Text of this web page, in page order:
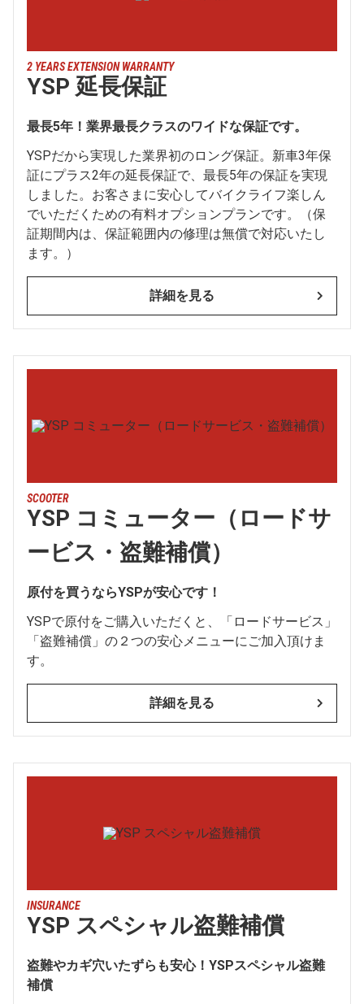
2 YEARS EXTENSION WARRANTY
YSP 延長保証
最長5年！業界最長クラスのワイドな保証です。
YSPだから実現した業界初のロング保証。新車3年保
証にプラス2年の延長保証で、最長5年の保証を実現
しました。お客さまに安心してバイクライフ楽しん
でいただくための有料オプションプランです。（保
証期間内は、保証範囲内の修理は無償で対応いたし
ます。）
詳細を見る
SCOOTER
YSP コミューター（ロードサ
ービス・盗難補償）
原付を買うならYSPが安心です！
YSPで原付をご購入いただくと、「ロードサービス」
「盗難補償」の２つの安心メニューにご加入頂けま
す。
詳細を見る
INSURANCE
YSP スペシャル盗難補償
盗難やカギ穴いたずらも安心！YSPスペシャル盗難
補償